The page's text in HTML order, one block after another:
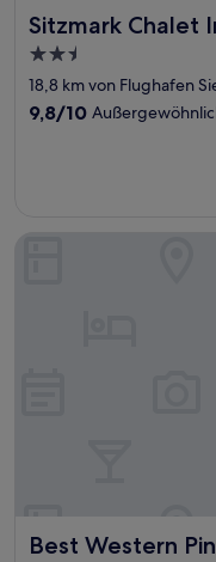
Sitzmark Chalet
Sitzmark Chalet Inn
2.5-
Sterne-
Unterkunft
18,8 km von Flughafen
9.8
9,8/10
Best Western
Best Western Pine
Best Western Pine